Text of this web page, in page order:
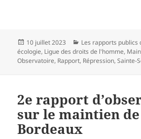
Publié
le
10 juillet 2023 Catégories
Les rapports publics
écologie, Ligue des droits de l'homme,
Observatoire, Rapport, Répression,Sainte-
2e rapport
sur le maintien
Bordeaux